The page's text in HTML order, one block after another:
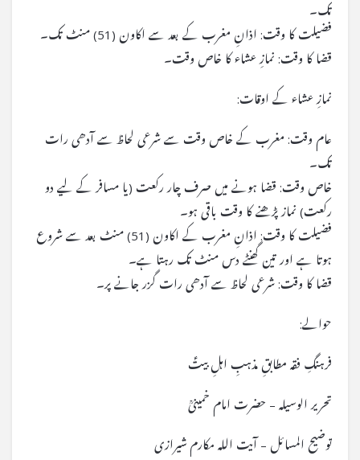
تک۔
فضیلت کا وقت: اذانِ مغرب کے بعد سے اکاون (51) منٹ تک۔
قضا کا وقت: نمازِ عشاء کا خاص وقت۔
نمازِ عشاء کے اوقات:
عام وقت: مغرب کے خاص وقت سے شرعی لحاظ سے آدھی رات
تک۔
خاص وقت: قضا ہونے میں صرف چار رکعت (یا مسافر کے لیے دو
رکعت) نماز پڑھنے کا وقت باقی ہو۔
فضیلت کا وقت: اذانِ مغرب کے اکاون (51) منٹ بعد سے شروع
ہوتا ہے اور تین گھنٹے دس منٹ تک رہتا ہے۔
قضا کا وقت: شرعی لحاظ سے آدھی رات گزر جانے پر۔
حوالے:
فرہنگِ فقہ مطابقِ مذہبِ اہلِ بیتؑ
تحریر الوسیلہ – حضرت امام خمینیؒ
توضیح المسائل – آیت اللہ مکارم شیرازی